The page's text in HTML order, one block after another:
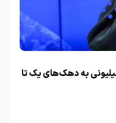
وام فردی ۴۰۰ میلیونی به دهک‌های یک تا